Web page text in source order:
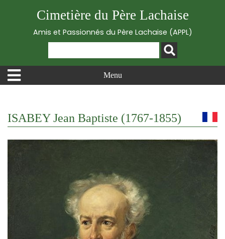
Cimetière du Père Lachaise
Amis et Passionnés du Père Lachaise (APPL)
Menu
ISABEY Jean Baptiste (1767-1855)